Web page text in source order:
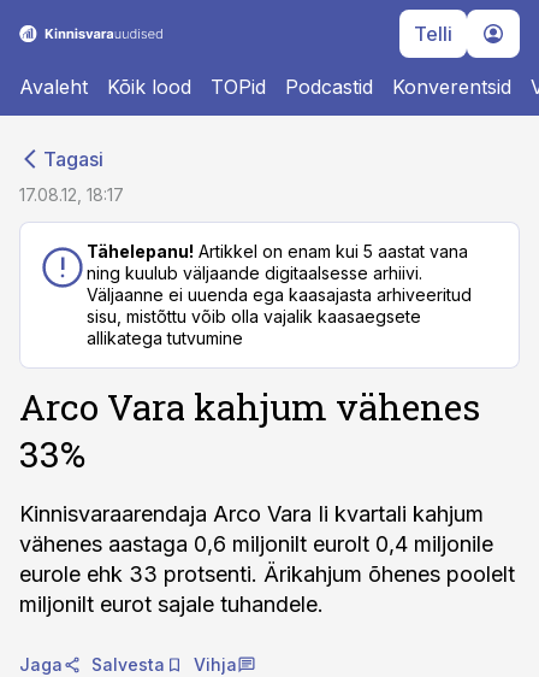
Telli
Avaleht Kõik lood TOPid Podcastid Konverentsid
Tagasi
17.08.12, 18:17
Tähelepanu! Artikkel on enam kui 5 aastat vana
ning kuulub väljaande digitaalsesse arhiivi.
Väljaanne ei uuenda ega kaasajasta arhiveeritud
sisu, mistõttu võib olla vajalik kaasaegsete
allikatega tutvumine
Arco Vara kahjum vähenes
33%
Kinnisvaraarendaja Arco Vara Ii kvartali kahjum
vähenes aastaga 0,6 miljonilt eurolt 0,4 miljonile
eurole ehk 33 protsenti. Ärikahjum õhenes poolelt
miljonilt eurot sajale tuhandele.
Jaga Salvesta Vihja